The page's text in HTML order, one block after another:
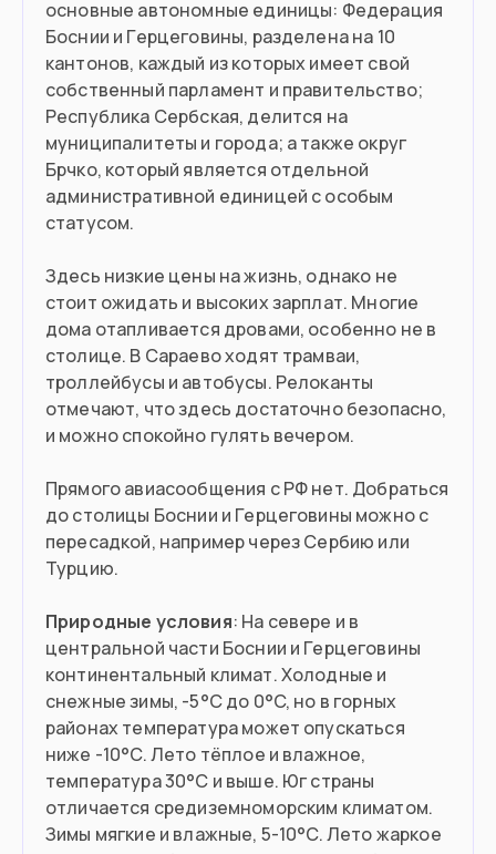
Въезд в страну
Документ Загранпаспорт
Виза 30 дней без визы
основные автономные единицы: Федерация
Боснии и Герцеговины, разделена на 10
кантонов, каждый из которых имеет свой
собственный парламент и правительство;
Республика Сербская, делится на
муниципалитеты и города; а также округ
Брчко, который является отдельной
административной единицей с особым
статусом.
Здесь низкие цены на жизнь, однако не
стоит ожидать и высоких зарплат. Многие
дома отапливается дровами, особенно не в
столице. В Сараево ходят трамваи,
троллейбусы и автобусы. Релоканты
отмечают, что здесь достаточно безопасно,
и можно спокойно гулять вечером.
Прямого авиасообщения с РФ нет. Добраться
до столицы Боснии и Герцеговины можно с
пересадкой, например через Сербию или
Турцию.
Природные условия: На севере и в
центральной части Боснии и Герцеговины
континентальный климат. Холодные и
снежные зимы, -5°C до 0°C, но в горных
районах температура может опускаться
ниже -10°C. Лето тёплое и влажное,
температура 30°C и выше. Юг страны
отличается средиземноморским климатом.
Зимы мягкие и влажные, 5-10°C. Лето жаркое